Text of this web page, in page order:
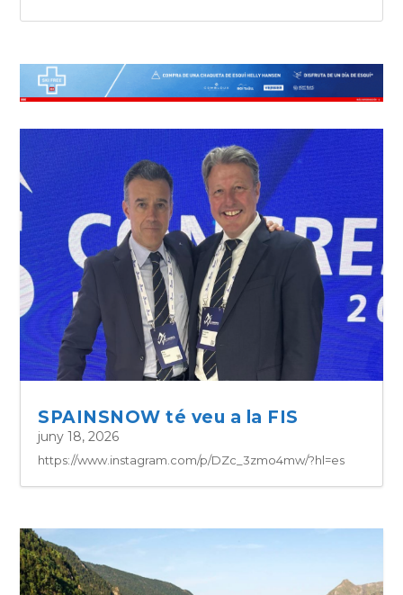
SPAINSNOW té veu a la FIS
juny 18, 2026
https://www.instagram.com/p/DZc_3zmo4mw/?hl=es